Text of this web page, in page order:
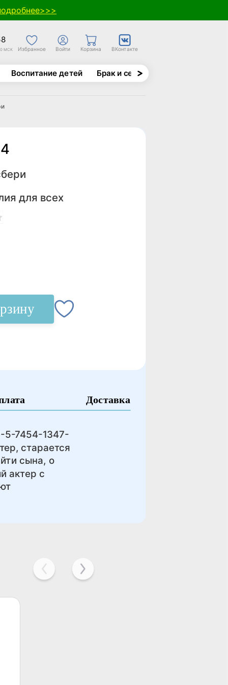
МСК Избранное Войти Корзина ВКонтакте
Воспитание детей Брак и семья
для всех
Доставка
5-7454-1347-
старается
сына, о
актер с